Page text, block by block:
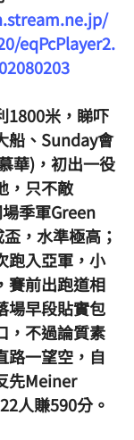
eqPcPlayer2.
1800米，睇吓
船、Sunday會
華)，初出一役
，只不敵
季軍Green
，水準極高；
跑入亞軍，小
賽前出跑道相
場早段貼實包
，不過論質素
路一望空，自
先Meiner
人賺590分。